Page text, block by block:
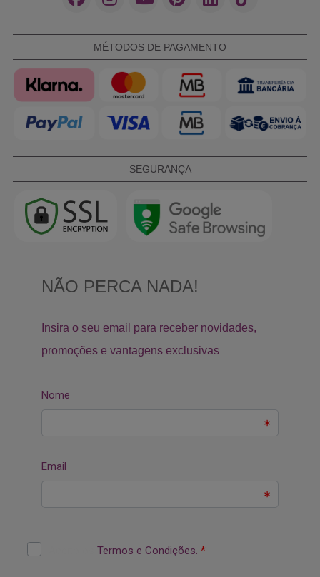
MÉTODOS DE PAGAMENTO
SEGURANÇA